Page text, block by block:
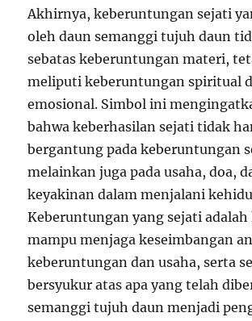
Akhirnya, keberuntungan sejati
oleh daun semanggi tujuh daun
sebatas keberuntungan materi,
meliputi keberuntungan spiritual
emosional. Simbol ini
bahwa keberhasilan sejati tidak
bergantung pada keberuntungan
melainkan juga pada usaha, doa,
keyakinan dalam menjalani
Keberuntungan yang sejati
mampu menjaga keseimbangan
keberuntungan dan usaha, serta
bersyukur atas apa yang telah
semanggi tujuh daun menjadi